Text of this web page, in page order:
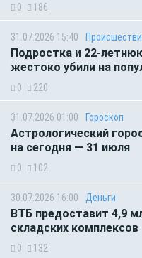
0 186
31.07.2026 15:40
Подростка и 22-
жестоко убили на
0 220
31.07.2026 01:00 Гороскоп
Астрологический
на сегодня — 31 июля
0 102
30.07.2026 16:00 Деньги
ВТБ предоставит 4,9
складских комплексов
0 132